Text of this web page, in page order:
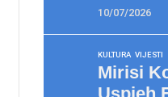
10/07/2026
KULTURA VIJESTI
Mirisi
Uspjeh